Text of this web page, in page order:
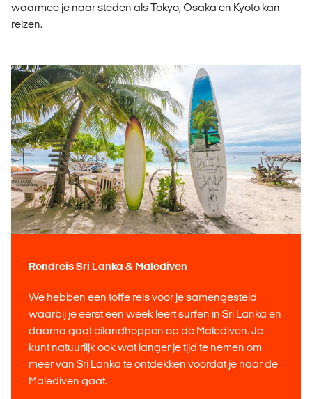
waarmee je naar steden als Tokyo, Osaka en Kyoto kan
reizen.
Rondreis Sri Lanka & Malediven
We hebben een toffe reis voor je samengesteld
waarbij je eerst een week leert surfen in Sri Lanka en
daarna gaat eilandhoppen op de Malediven. Je
kunt natuurlijk ook wat langer je tijd te nemen om
meer van Sri Lanka te ontdekken voordat je naar de
Malediven gaat.